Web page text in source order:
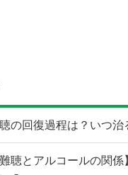
の回復過程は？いつ治
難聴とアルコールの関